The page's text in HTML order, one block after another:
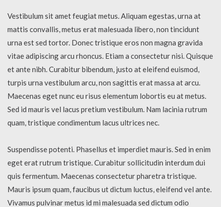
Vestibulum sit amet feugiat metus. Aliquam egestas, urna at
mattis convallis, metus erat malesuada libero, non tincidunt
urna est sed tortor. Donec tristique eros non magna gravida
vitae adipiscing arcu rhoncus. Etiam a consectetur nisi. Quisque
et ante nibh. Curabitur bibendum, justo at eleifend euismod,
turpis urna vestibulum arcu, non sagittis erat massa at arcu.
Maecenas eget nunc eu risus elementum lobortis eu at metus.
Sed id mauris vel lacus pretium vestibulum. Nam lacinia rutrum
quam, tristique condimentum lacus ultrices nec.
Suspendisse potenti. Phasellus et imperdiet mauris. Sed in enim
eget erat rutrum tristique. Curabitur sollicitudin interdum dui
quis fermentum. Maecenas consectetur pharetra tristique.
Mauris ipsum quam, faucibus ut dictum luctus, eleifend vel ante.
Vivamus pulvinar metus id mi malesuada sed dictum odio